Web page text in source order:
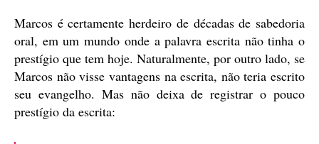
Marcos é certamente herdeiro de décadas de sabedoria
oral, em um mundo onde a palavra escrita não tinha o
prestígio que tem hoje. Naturalmente, por outro lado, se
Marcos não visse vantagens na escrita, não teria escrito
seu evangelho. Mas não deixa de registrar o pouco
prestígio da escrita: